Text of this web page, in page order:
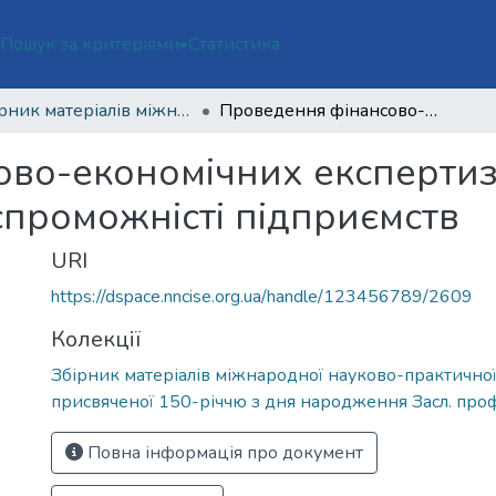
Пошук за критеріями Статистика
Збірник матеріалів міжнародної науково-практичної конференції, присвяченої 150-річчю з дня народження Засл. проф. М. С. Бокаріуса Проведення фінансово-економічних експертиз пов’язаних з визначенням платоспроможністі підприємств
економічних
підприємств
URI
https://dspace.nncise.org.ua/handle/123456789/2609
Колекції
Збірник матеріалів міжнародної науково-
присвяченої 150-річчю з дня народження Засл.
Повна інформація про документ